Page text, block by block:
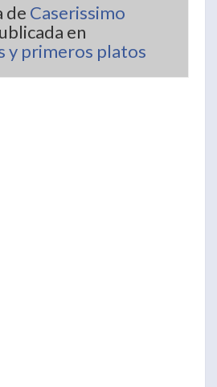
de Caserissimo
en
y primeros platos